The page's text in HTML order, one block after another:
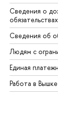
Сведения о
Сведения об
Людям с
Единая
Работа в Вышке